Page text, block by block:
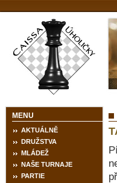
MENU
AKTUÁLNĚ
DRUŽSTVA
MLÁDEŽ
NAŠE TURNAJE
PARTIE